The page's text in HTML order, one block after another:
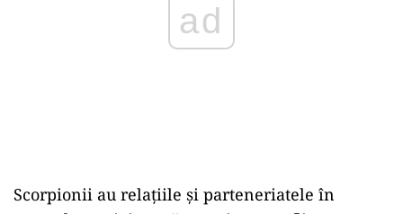
ad
Scorpionii au relațiile și parteneriatele în